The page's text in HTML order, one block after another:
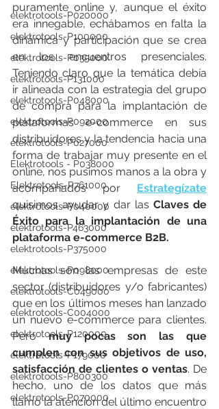
elektrotools-P020000
elektrotools-P100000
elektrotools-P035000
elektrotools-P131000
elektrotools-P048000
elektrotools-P092000
elektrotools-P027000
Elektrotools - P038000
Elektrotools-P761000
elektrotools-P040000
elektrotools-P463000
elektrotools-P375000
elektrotools-P098000
elektrotools-C049000
elektrotools-C004000
elektrotools-P120000
elektrotools-P179000
elektrotools-P800300
elektrotools-P070000
puramente online y, aunque el éxito
era innegable, echábamos en falta la
dinámica y participación que se crea
en los encuentros presenciales.
Teniendo claro que la temática debía
ir alineada con la estrategia del grupo
de compra para la implantación de
plataformas e-commerce en sus
distribuidores y la tendencia hacia una
forma de trabajar muy presente en el
online, nos pusimos manos a la obra y
acompañados por Estrategízate
quisimos ayudar y dar las Claves de
Éxito para la implantación de una
plataforma e-commerce B2B.
Muchas son las empresas de este
sector (distribuidores y/o fabricantes)
que en los últimos meses han lanzado
un nuevo e-commerce para clientes.
Pero muy pocas son las que
cumplen con sus objetivos de uso,
satisfacción de clientes o ventas. De
hecho, uno de los datos que más
llamó la atención del último encuentro